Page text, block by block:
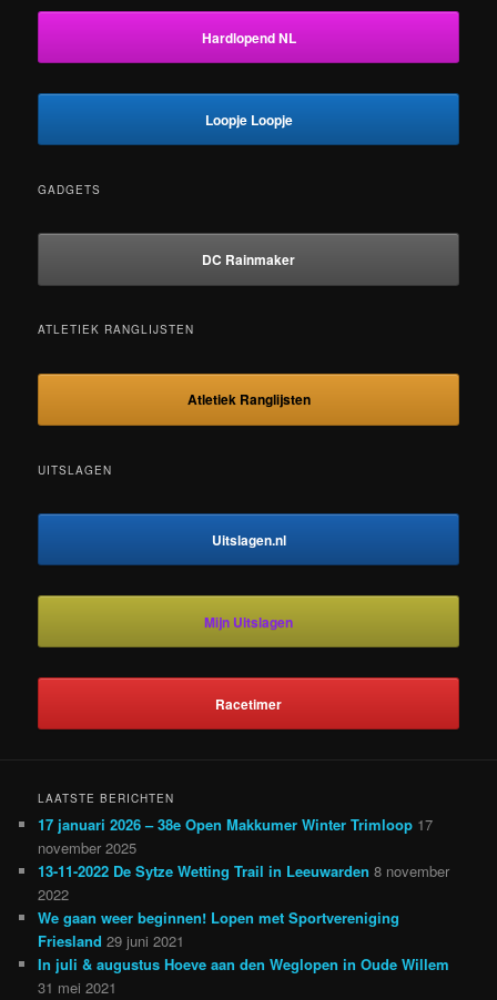
Hardlopend NL
Loopje Loopje
GADGETS
DC Rainmaker
ATLETIEK RANGLIJSTEN
Atletiek Ranglijsten
UITSLAGEN
Uitslagen.nl
Mijn Uitslagen
Racetimer
LAATSTE BERICHTEN
17 januari 2026 – 38e Open Makkumer Winter Trimloop 17
november 2025
13-11-2022 De Sytze Wetting Trail in Leeuwarden 8 november
2022
We gaan weer beginnen! Lopen met Sportvereniging
Friesland 29 juni 2021
In juli & augustus Hoeve aan den Weglopen in Oude Willem
31 mei 2021